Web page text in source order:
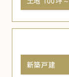
新築戸建